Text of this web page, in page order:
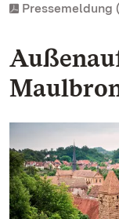
Pressemeldung